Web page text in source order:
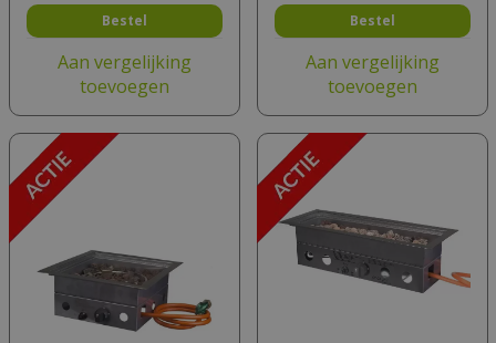
Bestel
Aan vergelijking
toevoegen
Bestel
Aan vergelijking
toevoegen